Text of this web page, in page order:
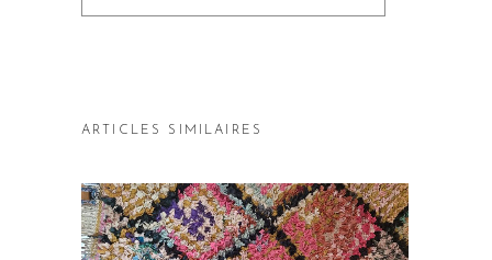
ARTICLES SIMILAIRES